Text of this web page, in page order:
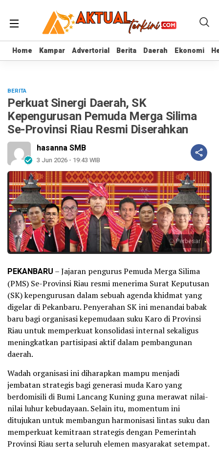
Home Kampar Advertorial Berita Daerah Ekonomi
Home Kampar Advertorial Berita Daerah Ekonomi
BERITA
Perkuat Sinergi Daerah, SK
Kepengurusan Pemuda Merga Silima
Se-Provinsi Riau Resmi Diserahkan
hasanna SMB
3 Jun 2026 - 19:43 WIB
Perbesar
PEKANBARU – Jajaran pengurus Pemuda Merga Silima
(PMS) Se-Provinsi Riau resmi menerima Surat Keputusan
(SK) kepengurusan dalam sebuah agenda khidmat yang
digelar di Pekanbaru. Penyerahan SK ini menandai babak
baru bagi organisasi kepemudaan suku Karo di Provinsi
Riau untuk memperkuat konsolidasi internal sekaligus
meningkatkan partisipasi aktif dalam pembangunan
daerah.
Wadah organisasi ini diharapkan mampu menjadi
jembatan strategis bagi generasi muda Karo yang
berdomisili di Bumi Lancang Kuning guna merawat nilai-
nilai luhur kebudayaan. Selain itu, momentum ini
ditujukan untuk membangun harmonisasi lintas suku dan
memperkuat kemitraan strategis dengan Pemerintah
Provinsi Riau serta seluruh elemen masyarakat setempat.